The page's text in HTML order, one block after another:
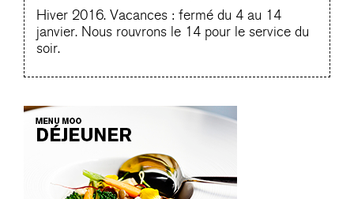
Hiver 2016. Vacances : fermé du 4 au 14
janvier. Nous rouvrons le 14 pour le service du
soir.